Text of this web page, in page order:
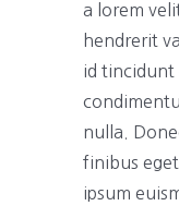
a lorem
hendrerit
id tincidunt
nulla.
finibus
ipsum